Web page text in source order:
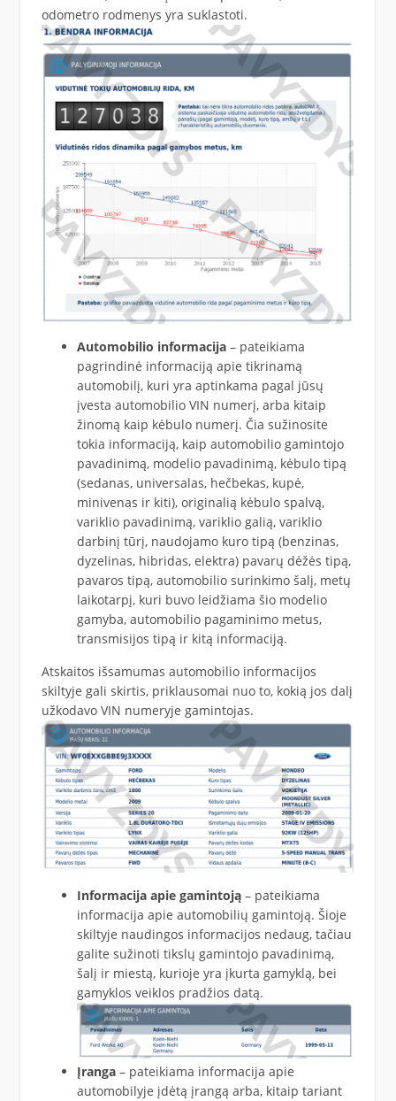
odometro rodmenys yra suklastoti.
Automobilio informacija – pateikiama
pagrindinė informaciją apie tikrinamą
automobilį, kuri yra aptinkama pagal jūsų
įvesta automobilio VIN numerį, arba kitaip
žinomą kaip kėbulo numerį. Čia sužinosite
tokia informaciją, kaip automobilio gamintojo
pavadinimą, modelio pavadinimą, kėbulo tipą
(sedanas, universalas, hečbekas, kupė,
minivenas ir kiti), originalią kėbulo spalvą,
variklio pavadinimą, variklio galią, variklio
darbinį tūrį, naudojamo kuro tipą (benzinas,
dyzelinas, hibridas, elektra) pavarų dėžės tipą,
pavaros tipą, automobilio surinkimo šalį, metų
laikotarpį, kuri buvo leidžiama šio modelio
gamyba, automobilio pagaminimo metus,
transmisijos tipą ir kitą informaciją.
Atskaitos išsamumas automobilio informacijos
skiltyje gali skirtis, priklausomai nuo to, kokią jos dalį
užkodavo VIN numeryje gamintojas.
Informacija apie gamintoją– pateikiama
informacija apie automobilių gamintoją. Šioje
skiltyje naudingos informacijos nedaug, tačiau
galite sužinoti tikslų gamintojo pavadinimą,
šalį ir miestą, kurioje yra įkurta gamyklą, bei
gamyklos veiklos pradžios datą.
Įranga– pateikiama informacija apie
automobilyje įdėtą įrangą arba, kitaip tariant